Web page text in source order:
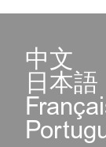
中文
日本語